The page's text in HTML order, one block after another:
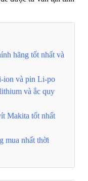
hãng tốt nhất và
ion và pin Li-po
và ắc quy
Makita tốt nhất
mua nhất thời